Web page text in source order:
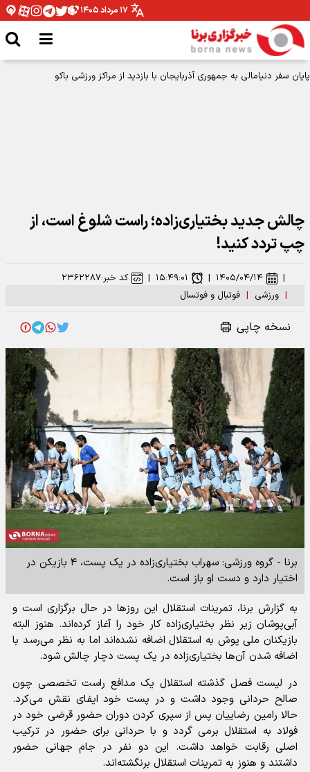
۱۷ مرداد ۱۴۰۵
چالش جدید بختیاری‌زاده؛ راست شلوغ است، از
چپ تردد کنید!
| ورزشی | فوتبال و فوتسال
| ۱۴۰۵/۰۴/۱۴ | ۱۵:۴۹:۰۱ | کد خبر:۲۳۶۲۲۸۷
نسخه چاپی
برنا - گروه ورزشی: سهراب بختیاری‌زاده در یک پست، ۴ بازیکن در
اختیار دارد و دست او باز است.
به گزارش برنا، تمرینات استقلال این روزها در حال برگزاری است و
آبی‌پوشان زیر نظر بختیاری‌زاده کار خود را آغاز کرده‌اند. هنوز البته
بازیکنان ملی پوش به استقلال اضافه نشده‌اند اما به نظر می‌رسد با
اضافه شدن آن‌ها بختیاری‌زاده در یک پست دچار چالش شود.
در لیست فصل گذشته استقلال یک مدافع راست تخصصی چون
صالح حردانی وجود داشت و در پست خود ایفای نقش می‌کرد.
حالا رامین رضاییان پس از سپری کردن دوران حضور قرضی خود در
فولاد به استقلال برمی گردد و با حردانی برای حضور در ترکیب
اصلی رقابت خواهد داشت. این دو نفر در جام جهانی حضور
داشتند و هنوز به تمرینات استقلال برنگشته‌اند.